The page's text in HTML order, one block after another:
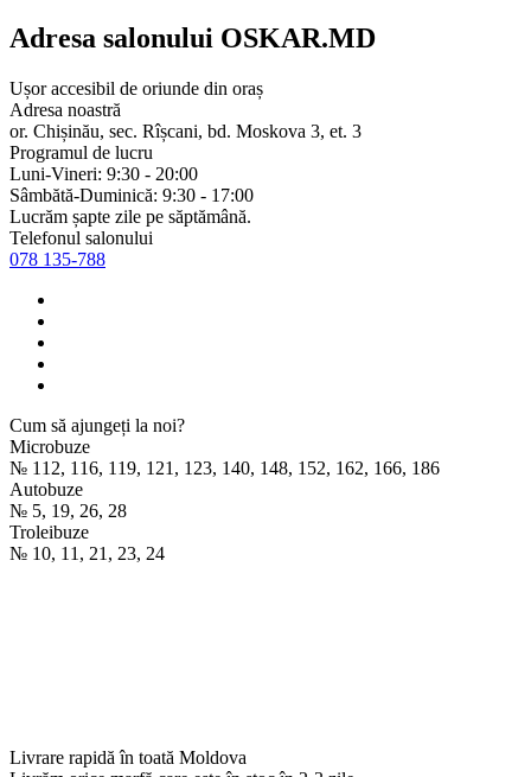
Adresa salonului OSKAR.MD
Ușor accesibil de oriunde din oraș
Adresa noastră
or. Chișinău, sec. Rîșcani, bd. Moskova 3, et. 3
Programul de lucru
Luni-Vineri: 9:30 - 20:00
Sâmbătă-Duminică: 9:30 - 17:00
Lucrăm șapte zile pe săptămână.
Telefonul salonului
078 135-788
Cum să ajungeți la noi?
Microbuze
№ 112, 116, 119, 121, 123, 140, 148, 152, 162, 166, 186
Autobuze
№ 5, 19, 26, 28
Troleibuze
№ 10, 11, 21, 23, 24
Livrare rapidă în toată Moldova